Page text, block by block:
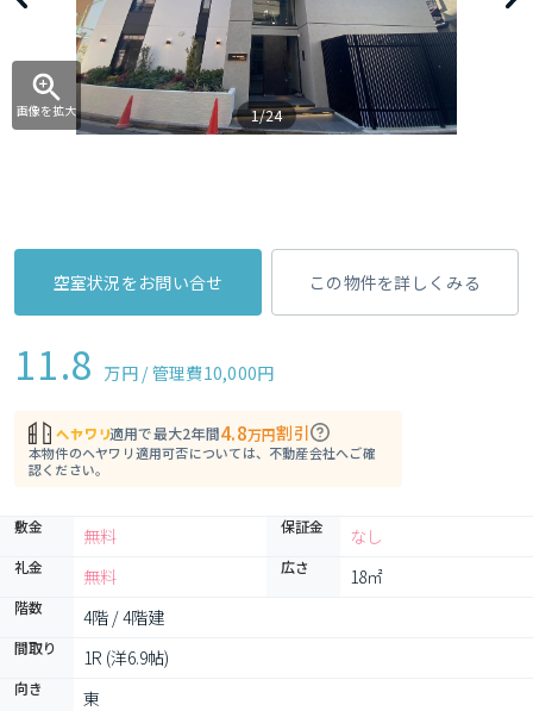
画像を拡大 1/24
空室状況をお問い合せ この物件を詳しくみる
11.8 万円 / 管理費10,000円
適用で最大2年間4.8万円割引
本物件のヘヤワリ適用可否については、不動産会社へご確
認ください。
敷金 無料 保証金 なし
礼金 無料 広さ 18㎡
階数 4階 / 4階建
間取り 1R (洋6.9帖)
向き
東